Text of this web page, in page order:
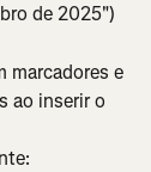
de 2025")
marcadores e
ao inserir o